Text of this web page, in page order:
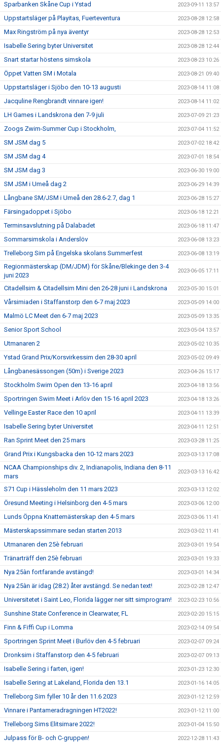
Sparbanken Skåne Cup i Ystad 2023-09-11 13:57
Uppstartsläger på Playitas, Fuerteventura 2023-08-28 12:58
Max Ringström på nya äventyr 2023-08-28 12:53
Isabelle Sering byter Universitet 2023-08-28 12:44
Snart startar höstens simskola 2023-08-23 10:26
Öppet Vatten SM i Motala 2023-08-21 09:40
Uppstartsläger i Sjöbo den 10-13 augusti 2023-08-14 11:08
Jacquline Rengbrandt vinnare igen! 2023-08-14 11:02
LH Games i Landskrona den 7-9 juli 2023-07-09 21:23
Zoogs Zwim-Summer Cup i Stockholm, 2023-07-04 11:52
SM JSM dag 5 2023-07-02 18:42
SM JSM dag 4 2023-07-01 18:54
SM JSM dag 3 2023-06-30 19:00
SM JSM i Umeå dag 2 2023-06-29 14:39
Långbane SM/JSM i Umeå den 28.6-2.7, dag 1 2023-06-28 15:27
Färsingadoppet i Sjöbo 2023-06-18 12:21
Terminsavslutning på Dalabadet 2023-06-18 11:47
Sommarsimskola i Anderslöv 2023-06-08 13:23
Trelleborg Sim på Engelska skolans Summerfest 2023-06-08 13:19
Regionmästerskap (DM/JDM) för Skåne/Blekinge den 3-4
juni 2023
2023-06-05 17:11
Citadellsim & Citadellsim Mini den 26-28 juni i Landskrona 2023-05-30 15:01
Vårsimiaden i Staffanstorp den 6-7 maj 2023 2023-05-09 14:00
Malmö LC Meet den 6-7 maj 2023 2023-05-09 13:35
Senior Sport School 2023-05-04 13:57
Utmanaren 2 2023-05-02 10:35
Ystad Grand Prix/Korsvirkessim den 28-30 april 2023-05-02 09:49
Långbanesässongen (50m) i Sverige 2023 2023-04-26 15:17
Stockholm Swim Open den 13-16 april 2023-04-18 13:56
Sportringen Swim Meet i Arlöv den 15-16 april 2023 2023-04-18 13:26
Vellinge Easter Race den 10 april 2023-04-11 13:39
Isabelle Sering byter Universitet 2023-04-11 12:51
Ran Sprint Meet den 25 mars 2023-03-28 11:25
Grand Prix i Kungsbacka den 10-12 mars 2023 2023-03-13 17:08
NCAA Championships div. 2, Indianapolis, Indiana den 8-11
mars
2023-03-13 16:42
S71 Cup i Hässleholm den 11 mars 2023 2023-03-13 12:02
Öresund Meeting i Helsinborg den 4-5 mars 2023-03-06 12:00
Lunds Öppna Knattemästerskap den 4-5 mars 2023-03-06 11:41
Mästerskapssimmare sedan starten 2013 2023-03-02 11:41
Utmanaren den 25è februari 2023-03-01 19:54
Tränarträff den 25è februari 2023-03-01 19:33
Nya 25àn fortfarande avstängd! 2023-03-01 14:34
Nya 25àn är idag (28.2) åter avstängd. Se nedan text! 2023-02-28 12:47
Universitetet i Saint Leo, Florida lägger ner sitt simprogram! 2023-02-23 10:56
Sunshine State Conference in Clearwater, FL 2023-02-20 15:15
Finn & Fiffi Cup i Lomma 2023-02-14 09:54
Sportringen Sprint Meet i Burlöv den 4-5 februari 2023-02-07 09:24
Dronksim i Staffanstorp den 4-5 februari 2023-02-07 09:13
Isabelle Sering i farten, igen! 2023-01-23 12:30
Isabelle Sering at Lakeland, Florida den 13.1 2023-01-16 14:05
Trelleborg Sim fyller 10 år den 11.6 2023 2023-01-12 12:59
Vinnare i Pantameradragningen HT2022! 2023-01-12 11:00
Trelleborg Sims Elitsimare 2022! 2023-01-04 15:50
Julpass för B- och C-gruppen! 2022-12-28 11:43